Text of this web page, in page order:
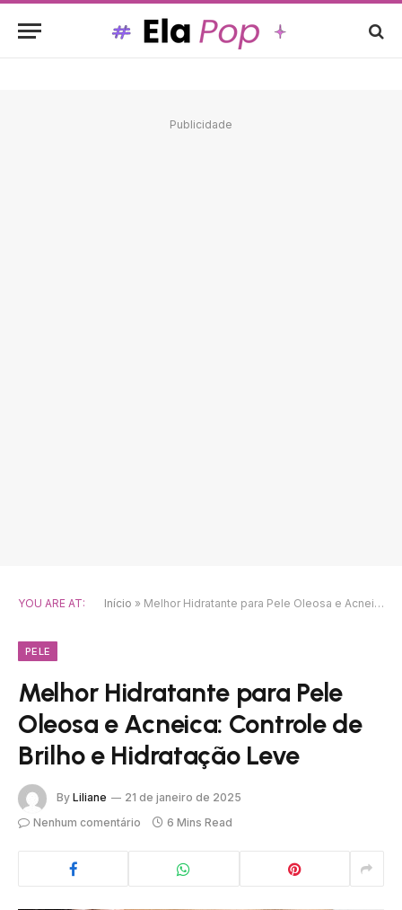
Publicidade
YOU ARE AT: Início » Melhor Hidratante para Pele Oleosa e Acneica: Controle de Brilho e Hidratação Leve
PELE
Melhor Hidratante para Pele
Oleosa e Acneica: Controle de
Brilho e Hidratação Leve
By Liliane
21 de janeiro de 2025
Nenhum comentário
6 Mins Read